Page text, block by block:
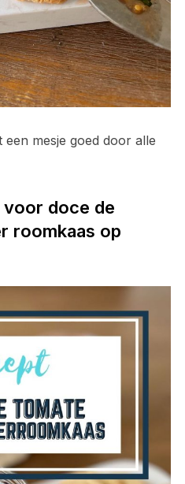
mesje goed door alle
doce de
roomkaas op